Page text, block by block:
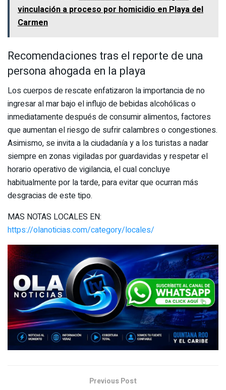
vinculación a proceso por homicidio en Playa del
Carmen
Recomendaciones tras el reporte de una
persona ahogada en la playa
Los cuerpos de rescate enfatizaron la importancia de no
ingresar al mar bajo el influjo de bebidas alcohólicas o
inmediatamente después de consumir alimentos, factores
que aumentan el riesgo de sufrir calambres o congestiones.
Asimismo, se invita a la ciudadanía y a los turistas a nadar
siempre en zonas vigiladas por guardavidas y respetar el
horario operativo de vigilancia, el cual concluye
habitualmente por la tarde, para evitar que ocurran más
desgracias de este tipo.
MAS NOTAS LOCALES EN:
https://olanoticias.com/category/locales/
Previous Post